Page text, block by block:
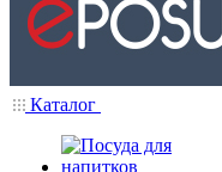
Каталог